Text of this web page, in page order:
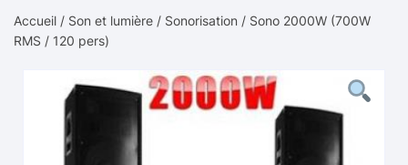
Accueil / Son et lumière / Sonorisation / Sono 2000W (700W
RMS / 120 pers)